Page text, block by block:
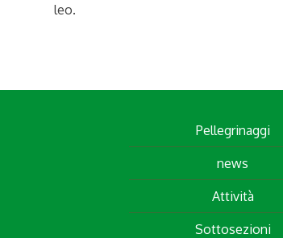
leo.
Pellegrinaggi
news
Attività
Sottosezioni